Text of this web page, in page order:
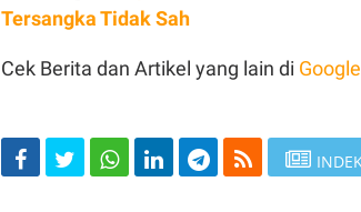
Tersangka Tidak Sah
Cek Berita dan Artikel yang lain di